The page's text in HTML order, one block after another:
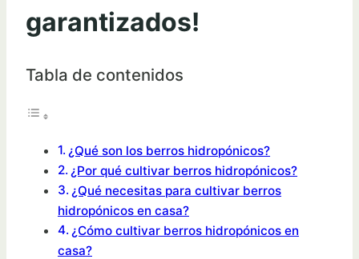
garantizados!
Tabla de contenidos
¿Qué son los berros hidropónicos?
¿Por qué cultivar berros hidropónicos?
¿Qué necesitas para cultivar berros
hidropónicos en casa?
¿Cómo cultivar berros hidropónicos en
casa?